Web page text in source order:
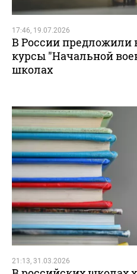
17:46, 19.07.2026
В России предложили
курсы "Начальной
школах
21:13, 31.03.2026